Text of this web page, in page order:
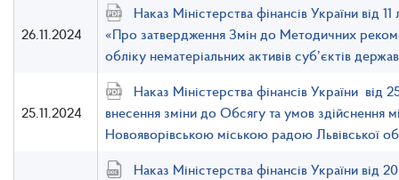
26.11.2024
Наказ Міністерства фінансів України від
«Про затвердження Змін до Методичних
обліку нематеріальних активів суб’єктів
25.11.2024
Наказ Міністерства фінансів України
внесення зміни до Обсягу та умов здійснення
Новояворівською міською радою Львівської
Наказ Міністерства фінансів України